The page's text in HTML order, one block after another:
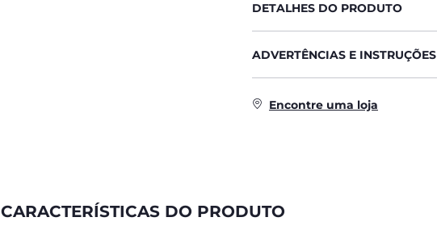
DETALHES DO PRODUTO
ADVERTÊNCIAS E INSTRUÇÕES
Encontre uma loja
CARACTERÍSTICAS DO PRODUTO